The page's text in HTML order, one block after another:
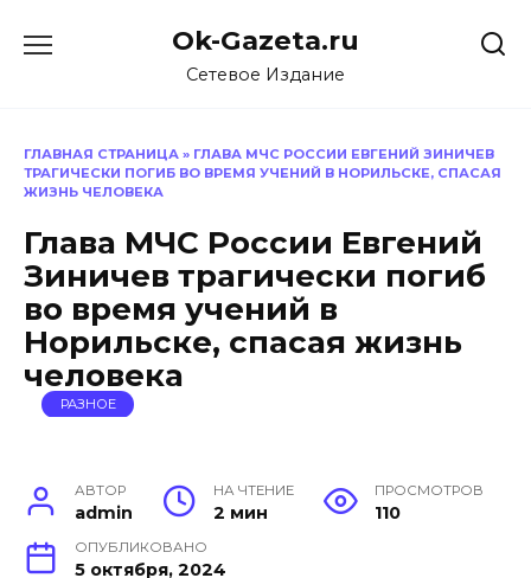
Ok-Gazeta.ru
Сетевое Издание
ГЛАВНАЯ СТРАНИЦА » ГЛАВА МЧС РОССИИ ЕВГЕНИЙ ЗИНИЧЕВ
ТРАГИЧЕСКИ ПОГИБ ВО ВРЕМЯ УЧЕНИЙ В НОРИЛЬСКЕ, СПАСАЯ
ЖИЗНЬ ЧЕЛОВЕКА
Глава МЧС России Евгений
Зиничев трагически погиб
во время учений в
Норильске, спасая жизнь
человека
РАЗНОЕ
АВТОР
admin
НА ЧТЕНИЕ
2 мин
ПРОСМОТРОВ
110
ОПУБЛИКОВАНО
5 октября, 2024